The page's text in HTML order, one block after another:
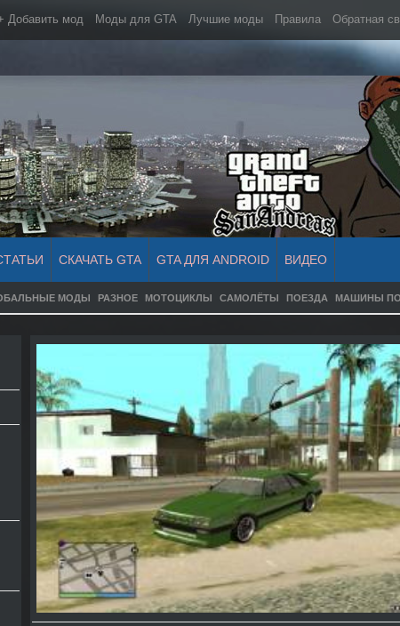
Добавить мод Моды для GTA Лучшие моды Правила Обратная
СКАЧАТЬ GTA GTA ДЛЯ ANDROID ВИДЕО
МОДЫ РАЗНОЕ МОТОЦИКЛЫ САМОЛЁТЫ ПОЕЗДА МАШИНЫ